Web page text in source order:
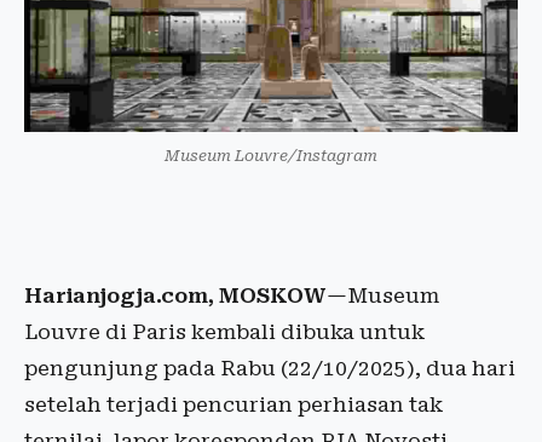
Museum Louvre/Instagram
Harianjogja.com, MOSKOW—Museum
Louvre di Paris kembali dibuka untuk
pengunjung pada Rabu (22/10/2025), dua hari
setelah terjadi pencurian perhiasan tak